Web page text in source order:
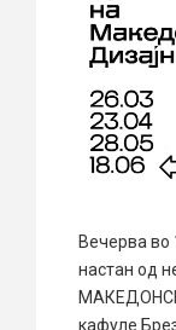
Вечерва во
настан од
кафуле